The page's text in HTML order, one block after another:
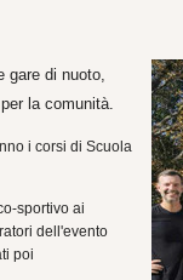
gare di nuoto,
la comunità.
i corsi di Scuola
sportivo ai
dell'evento
poi